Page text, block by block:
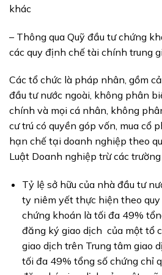
khác
– Thông qua Quỹ đầu tư chứng
các quy định chế tài chính trung
Các tổ chức là pháp nhân, gồm
đầu tư nước ngoài, không phân
chính và mọi cá nhân, không
cư trú có quyền góp vốn, mua cổ
hạn chế tại doanh nghiệp theo
Luật Doanh nghiệp trừ các
Tỷ lệ sở hữu của nhà đầu tư
ty niêm yết thực hiện theo
chứng khoán là tối đa 49%
đăng ký giao dịch của một tổ
giao dịch trên Trung tâm giao
tối đa 49% tổng số chứng chỉ